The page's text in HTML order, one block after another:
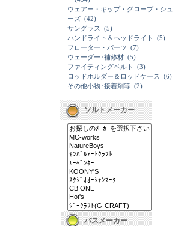
ウェアー・キップ・グローブ・シュ
ーズ (42)
サングラス
(5)
ハンドライト＆ヘッドライト
(5)
フローター・パーツ (7)
ウェーダー･補修材 (5)
ファイティングベルト
(3)
ロッドホルダー＆ロッドケース
(6)
その他小物･接着剤等 (2)
ソルトメーカー
バスメーカー